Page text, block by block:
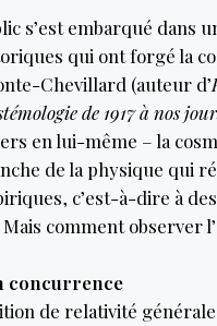
s’est embarqué dans
qui ont forgé la
Chevillard (auteur d’
de 1917 à nos
en lui-même – la
de la physique qui
c’est-à-dire à
comment observer
concurrence
de relativité